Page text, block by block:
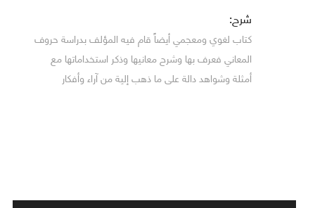
شرح:
كتاب لغوي ومعجمي أيضاً قام فيه المؤلف بدراسة حروف
المعاني فعرف بها وشرح معانيها وذكر استخداماتها مع
أمثلة وشواهد دالة على ما ذهب إلية من آراء وأفكار